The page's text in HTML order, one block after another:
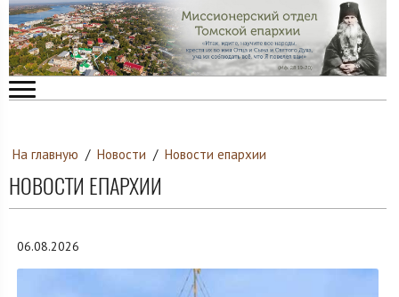
На главную / Новости / Новости епархии
НОВОСТИ ЕПАРХИИ
06.08.2026